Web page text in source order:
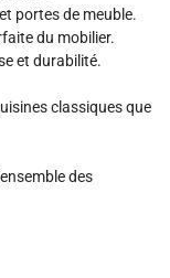
portes de meuble.
du mobilier.
et durabilité.
classiques que
des